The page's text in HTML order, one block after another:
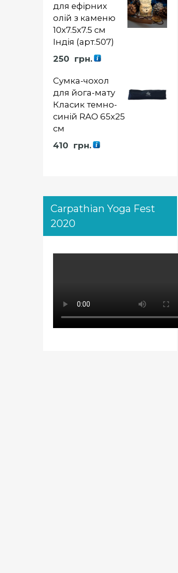
для ефірних
олій з каменю
10х7.5х7.5 см
Індія (арт.507)
250 грн.
Сумка-чохол
для йога-мату
Класик темно-
синій RAO 65х25
см
410 грн.
Carpathian Yoga Fest
2020